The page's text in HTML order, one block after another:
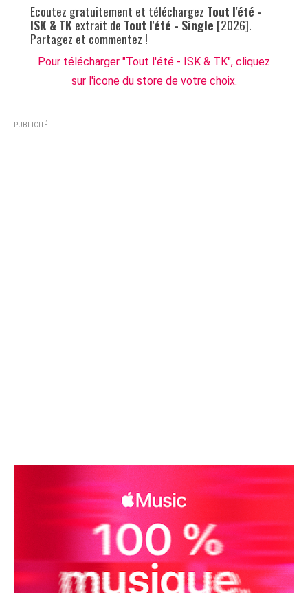
Ecoutez gratuitement et téléchargez Tout l'été -
ISK & TKextrait de Tout l'été - Single [2026].
Partagez et commentez !
Pour télécharger "Tout l'été - ISK & TK", cliquez
sur l'icone du store de votre choix.
PUBLICITÉ